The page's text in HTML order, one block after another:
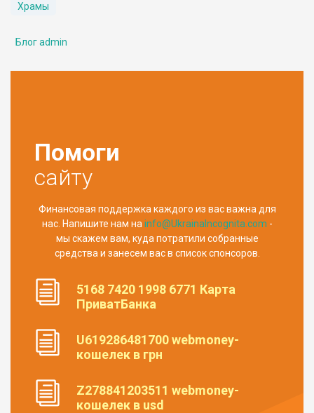
Храмы
Блог admin
Помоги
сайту
Финансовая поддержка каждого из вас важна для
нас. Напишите нам на info@UkrainaIncognita.com -
мы скажем вам, куда потратили собранные
средства и занесем вас в список спонсоров.
5168 7420 1998 6771 Карта
ПриватБанка
U619286481700 webmoney-
кошелек в грн
Z278841203511 webmoney-
кошелек в usd